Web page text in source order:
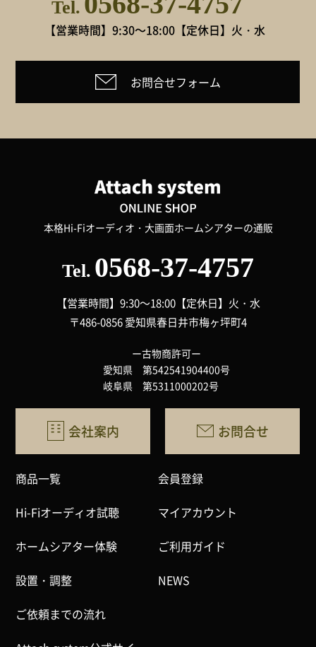
Tel.
【営業時間】9:30～18:00【定休日】火・水
お問合せフォーム
本格Hi-Fiオーディオ・大画面ホームシアターの通販
Tel. 0568-37-4757
【営業時間】9:30～18:00【定休日】火・水
〒486-0856 愛知県春日井市梅ヶ坪町4
ー古物商許可ー
愛知県 第542541904400号
岐阜県 第5311000202号
会社案内 お問合せ
商品一覧
Hi-Fiオーディオ試聴
ホームシアター体験
設置・調整
ご依頼までの流れ
会員登録
マイアカウント
ご利用ガイド
NEWS